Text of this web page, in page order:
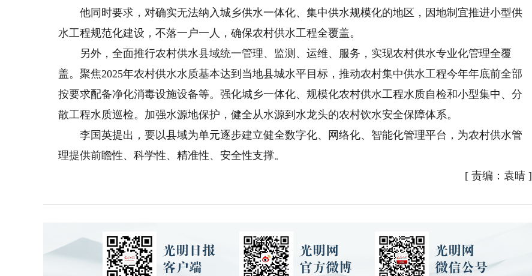
他同时要求，对确实无法纳入城乡供水一体化、集中供水规模化的地区，因地制宜推进小型供
水工程规范化建设，不落一户一人，确保农村供水工程全覆盖。
另外，全面推行农村供水县域统一管理、监测、运维、服务，实现农村供水专业化管理全覆
盖。聚焦2025年农村供水水质基本达到当地县城水平目标，推动农村集中供水工程今年年底前全部
按要求配备净化消毒设施设备等。强化城乡一体化、规模化农村供水工程水质自检和小型集中、分
散工程水质巡检。加强水源地保护，健全从水源到水龙头的农村饮水安全保障体系。
李国英提出，要以县域为单元逐步建立健全数字化、网络化、智能化管理平台，为农村供水管
理提供前瞻性、科学性、精准性、安全性支撑。
[ 责编：袁晴]